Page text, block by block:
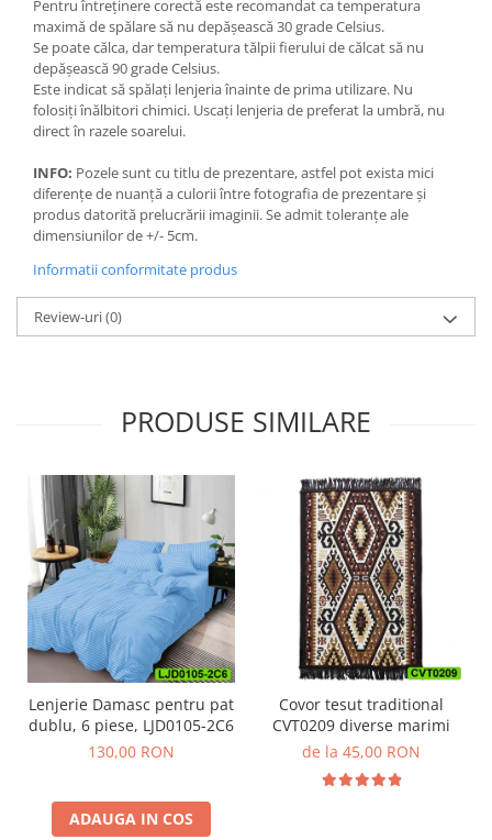
Pentru întreținere corectă este recomandat ca temperatura
maximă de spălare să nu depășească 30 grade Celsius.
Se poate călca, dar temperatura tălpii fierului de călcat să nu
depășească 90 grade Celsius.
Este indicat să spălați lenjeria înainte de prima utilizare. Nu
folosiți înălbitori chimici. Uscați lenjeria de preferat la umbră, nu
direct în razele soarelui.
INFO: Pozele sunt cu titlu de prezentare, astfel pot exista mici
diferențe de nuanță a culorii între fotografia de prezentare și
produs datorită prelucrării imaginii. Se admit toleranțe ale
dimensiunilor de +/- 5cm.
Informatii conformitate produs
Review-uri(0)
PRODUSE SIMILARE
Lenjerie Damasc pentru pat
dublu, 6 piese, LJD0105-2C6
130,00 RON
ADAUGA IN COS
Covor tesut traditional
CVT0209 diverse marimi
de la 45,00 RON